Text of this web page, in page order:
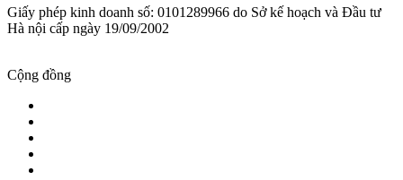
Giấy phép kinh doanh số: 0101289966 do Sở kế hoạch và Đầu tư
Hà nội cấp ngày 19/09/2002
Cộng đồng